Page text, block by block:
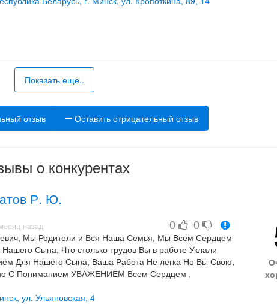
Показать еще..
отзыв Оставить отрицательный отзыв
о конкурентах
Р. Ю.
назад 0 0
Мы Родители и Вся Наша Семья, Мы Всем Сердцем
Сына, Что столько трудов Вы в работе Уклали
Для Нашего Сына, Ваша Работа Не легка Но Вы Свою,
С Пониманием УВАЖЕНИЕМ Всем Сердцем ,
РУСТАМ ЮРЬЕВИЧ, Вы Просто Человек ОТ
за Вашу Работу За Нашего Сына. Низкий Вам Поклон
ул. Ульяновская, 4